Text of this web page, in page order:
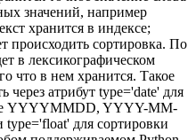
значений, например
хранится в индексе;
происходить сортировка. По
в лексикографическом
что в нем хранится. Такое
атрибут type='date' для
YYYYMMDD, YYYY-MM-
для сортировки